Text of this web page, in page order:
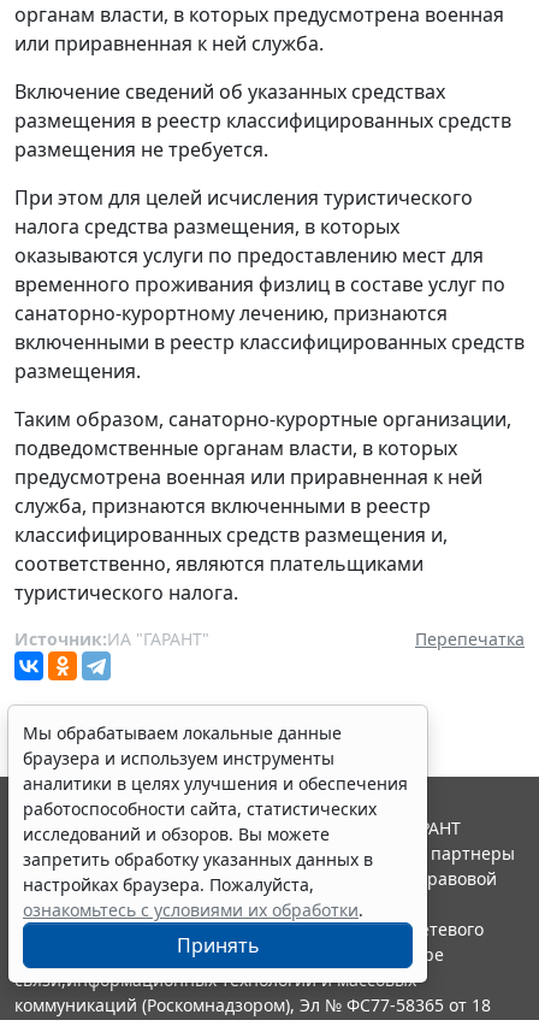
органам власти, в которых предусмотрена военная
или приравненная к ней служба.
Включение сведений об указанных средствах
размещения в реестр классифицированных средств
размещения не требуется.
При этом для целей исчисления туристического
налога средства размещения, в которых
оказываются услуги по предоставлению мест для
временного проживания физлиц в составе услуг по
санаторно-курортному лечению, признаются
включенными в реестр классифицированных средств
размещения.
Таким образом, санаторно-курортные организации,
подведомственные органам власти, в которых
предусмотрена военная или приравненная к ней
служба, признаются включенными в реестр
классифицированных средств размещения и,
соответственно, являются плательщиками
туристического налога.
Источник:ИА "ГАРАНТ" Перепечатка
Мы обрабатываем локальные данные
браузера и используем инструменты
аналитики в целях улучшения и обеспечения
работоспособности сайта, статистических
исследований и обзоров. Вы можете
запретить обработку указанных данных в
настройках браузера. Пожалуйста,
ознакомьтесь с условиями их обработки.
Принять
© ООО "НПП "ГАРАНТ-СЕРВИС", 2026. Система ГАРАНТ
выпускается с 1990 года. Компания "Гарант" и ее партнеры
являются участниками Российской ассоциации правовой
информации ГАРАНТ.
Портал ГАРАНТ.РУ зарегистрирован в качестве сетевого
издания Федеральной службой по надзору в сфере
связи,информационных технологий и массовых
коммуникаций (Роскомнадзором), Эл № ФС77-58365 от 18